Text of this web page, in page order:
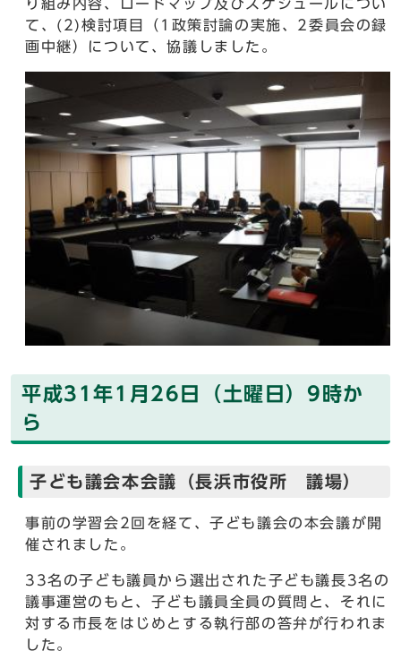
り組み内容、ロードマップ及びスケジュールについ
て、(2)検討項目（1政策討論の実施、2委員会の録
画中継）について、協議しました。
平成31年1月26日（土曜日）9時か
ら
子ども議会本会議（長浜市役所 議場）
事前の学習会2回を経て、子ども議会の本会議が開
催されました。
33名の子ども議員から選出された子ども議長3名の
議事運営のもと、子ども議員全員の質問と、それに
対する市長をはじめとする執行部の答弁が行われま
した。